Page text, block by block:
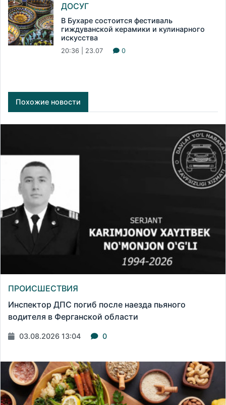
ДОСУГ
В Бухаре состоится фестиваль
гиждуванской керамики и кулинарного
искусства
20:36 | 23.07 0
Похожие новости
ПРОИСШЕСТВИЯ
Инспектор ДПС погиб после наезда пьяного
водителя в Ферганской области
03.08.2026 13:04 0